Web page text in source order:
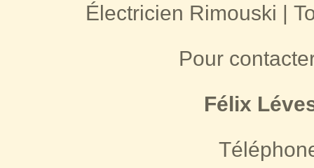
Électricien Rimouski |
Pour
Félix